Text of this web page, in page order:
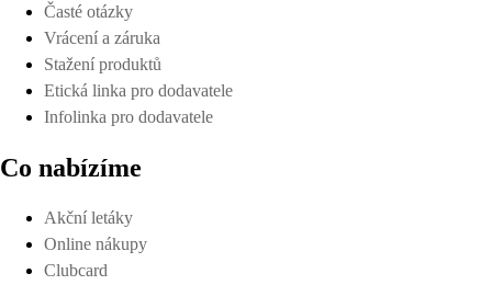
Časté otázky
Vrácení a záruka
Stažení produktů
Etická linka pro dodavatele
Infolinka pro dodavatele
Co nabízíme
Akční letáky
Online nákupy
Clubcard